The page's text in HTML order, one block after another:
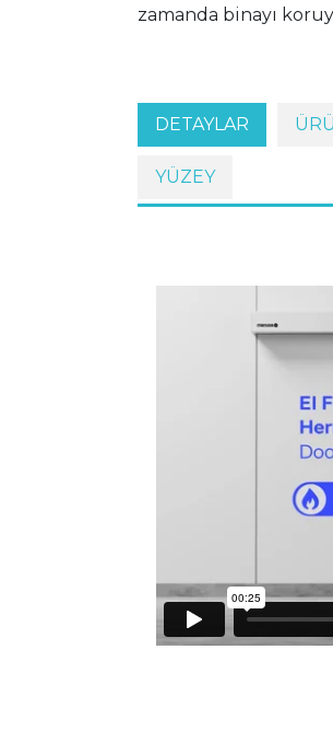
zamanda binayı
DETAYLAR
YÜZEY